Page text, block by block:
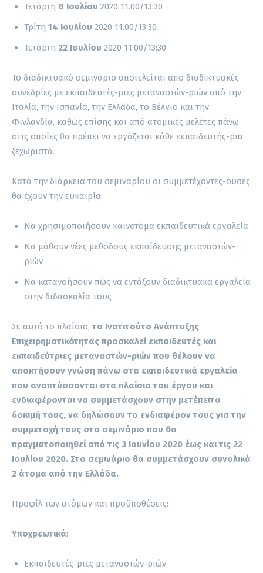
Τετάρτη 8 Ιουλίου 2020 11.00/13:30
Τρίτη 14 Ιουλίου 2020 11.00/13:30
Τετάρτη 22 Ιουλίου 2020 11.00/13:30
Το διαδικτυακό σεμινάριο αποτελείται από διαδικτυακές
συνεδρίες με εκπαιδευτές-ριες μεταναστών-ριών από την
Ιταλία, την Ισπανία, την Ελλάδα, το Βέλγιο και την
Φινλανδία, καθώς επίσης και από ατομικές μελέτες πάνω
στις οποίες θα πρέπει να εργάζεται κάθε εκπαιδευτής-ρια
ξεχωριστά.
Κατά την διάρκεια του σεμιναρίου οι συμμετέχοντες-ουσες
θα έχουν την ευκαιρία:
Να χρησιμοποιήσουν καινοτόμα εκπαιδευτικά εργαλεία
Να μάθουν νέες μεθόδους εκπαίδευσης μεταναστών-
ριών
Να κατανοήσουν πώς να εντάξουν διαδικτυακά εργαλεία
στην διδασκαλία τους
Σε αυτό το πλαίσιο,το Ινστιτούτο Ανάπτυξης
Επιχειρηματικότητας προσκαλεί εκπαιδευτές και
εκπαιδεύτριες μεταναστών-ριών που θέλουν να
αποκτήσουν γνώση πάνω στα εκπαιδευτικά εργαλεία
που αναπτύσσονται στα πλαίσια του έργου και
ενδιαφέρονται να συμμετάσχουν στην μετέπειτα
δοκιμή τους, να δηλώσουν το ενδιαφέρον τους για την
συμμετοχή τους στο σεμινάριο που θα
πραγματοποιηθεί από τις 3 Ιουνίου 2020 έως και τις 22
Ιουλίου 2020. Στο σεμινάριο θα συμμετάσχουν συνολικά
2 άτομα από την Ελλάδα.
Προφίλ των ατόμων και προϋποθέσεις:
Υποχρεωτικά:
Εκπαιδευτές-ριες μεταναστών-ριών